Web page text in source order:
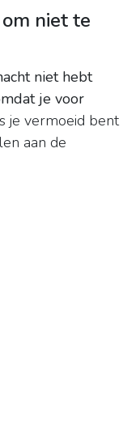
niet te
niet hebt
je voor
je vermoeid bent
aan de